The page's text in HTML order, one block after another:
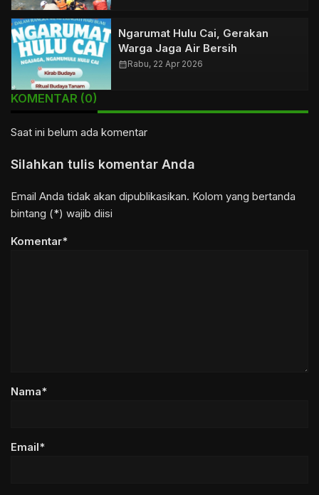
Ngarumat Hulu Cai, Gerakan
Warga Jaga Air Bersih
calendar_monthRabu, 22 Apr 2026
KOMENTAR (0)
Saat ini belum ada komentar
Silahkan tulis komentar Anda
Email Anda tidak akan dipublikasikan. Kolom yang bertanda
bintang (*) wajib diisi
Komentar*
Nama*
Email*